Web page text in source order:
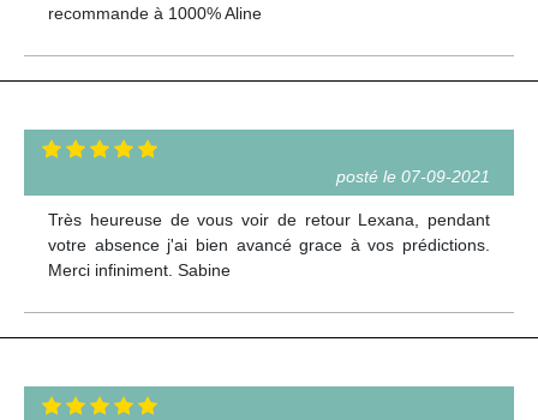
recommande à 1000% Aline
posté le 07-09-2021
Très heureuse de vous voir de retour Lexana, pendant
votre absence j'ai bien avancé grace à vos prédictions.
Merci infiniment. Sabine